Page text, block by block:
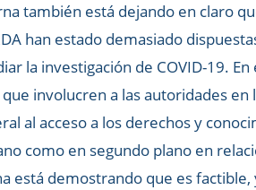
también está dejando en claro
han estado demasiado
la investigación de COVID-19. En
involucren a las autoridades en
al acceso a los derechos y
como en segundo plano en
está demostrando que es factible,